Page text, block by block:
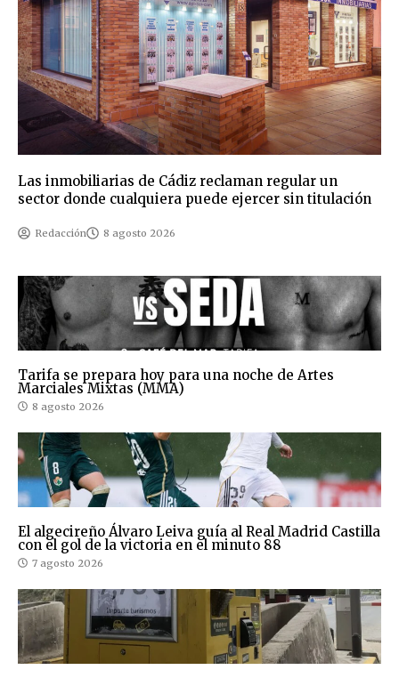
Las inmobiliarias de Cádiz reclaman regular un
sector donde cualquiera puede ejercer sin titulación
Redacción 8 agosto 2026
Tarifa se prepara hoy para una noche de Artes
Marciales Mixtas (MMA)
8 agosto 2026
El algecireño Álvaro Leiva guía al Real Madrid Castilla
con el gol de la victoria en el minuto 88
7 agosto 2026